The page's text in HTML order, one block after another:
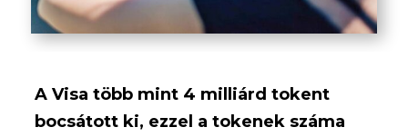
A Visa több mint 4 milliárd tokent
bocsátott ki, ezzel a tokenek száma